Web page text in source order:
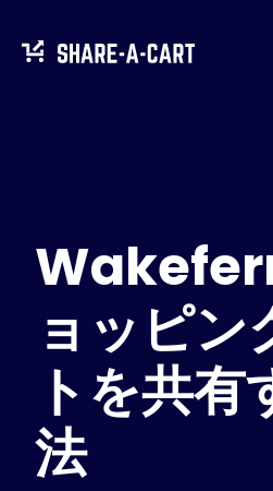
ソリューション
消費者向け
学校向け
企業向け
ョッピン
トを共有
法